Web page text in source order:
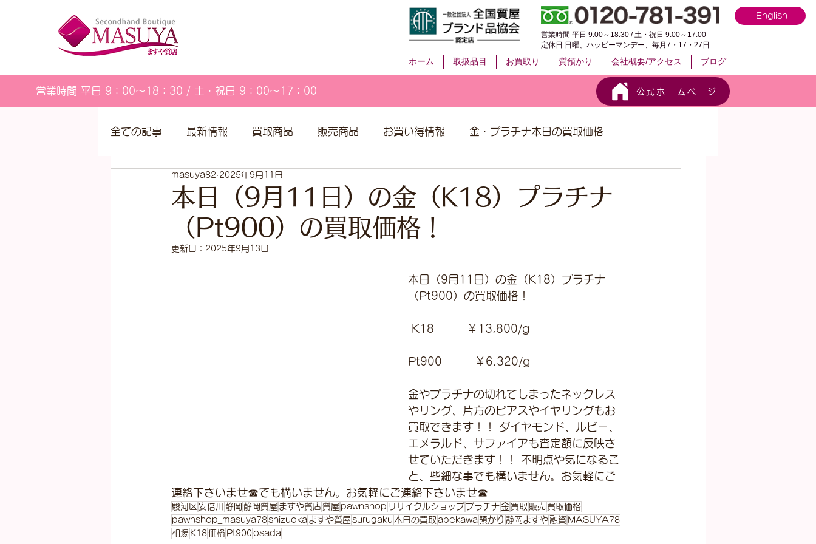
English
営業時間 平日 9:00～18:30 / 土・祝日 9:00～17:00
定休日 日曜、ハッピーマンデー、毎月7・17・27日
ホーム 取扱品目 お買取り 質預かり 会社概要/アクセス ブログ
営業時間 平日 9：00～18：30 / 土・祝日 9：00～17：00 公式ホームページ
全ての記事 最新情報 買取商品 販売商品 お買い得情報 金・プラチナ本日の買取価格
営業カレンダー
本日（9月11日）の金（K18）プラチナ
（Pt900）の買取価格！
masuya82 2025年9月11日
更新日： 2025年9月13日
本日（9月11日）の金（K18）プラチナ
（Pt900）の買取価格！
K18　　　￥13,800/g
Pt900         ￥6,320/g
金やプラチナの切れてしまったネックレス
やリング、片方のピアスやイヤリングもお
買取できます！！ ダイヤモンド、ルビー、
エメラルド、サファイアも査定額に反映さ
せていただきます！！ 不明点や気になるこ
と、些細な事でも構いません。お気軽にご
連絡下さいませ☎でも構いません。お気軽にご連絡下さいませ☎
駿河区 安倍川 静岡 静岡質屋 ますや質店 質屋 pawnshop リサイクルショップ プラチナ 金 買取 販売 買取価格
pawnshop_masuya78shizuoka ますや質屋 surugaku 本日の買取 abekawa 預かり 静岡ますや 融資 MASUYA78
相場 K18価格 Pt900osada